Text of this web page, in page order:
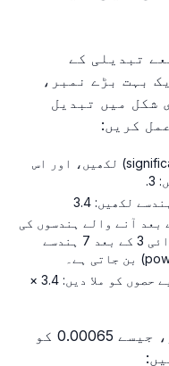
تبدیلی کے
بہت بڑے نمبر،
کو معیاری شکل میں تبدیل
کریں:
نمبر کا پہلا اہم ہندسہ (significant digit) لکھیں، اور اس
لکھیں: 3.4
بعد آنے والے ہندسوں کی
تعداد گنیں۔ اس صورت میں، ابتدائی 3 کے بعد 7 ہندسے
اپنا حتمی نمبر حاصل کرنے کے لیے حصوں کو ملا دیں: 3.4 ×
اب، آئیے ایک بہت چھوٹے نمبر، جیسے 0.00065 کو